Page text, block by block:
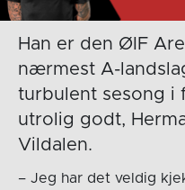
Han er den ØIF
nærmest A-
turbulent sesong i
utrolig godt,
Vildalen.
– Jeg har det veldig